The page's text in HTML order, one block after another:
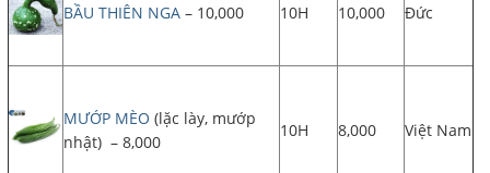
BẦU THIÊN NGA – 10,000 10H 10,000 Đức
MƯỚP MÈO (lặc lày, mướp
nhật) – 8,000
10H 8,000 Việt Nam